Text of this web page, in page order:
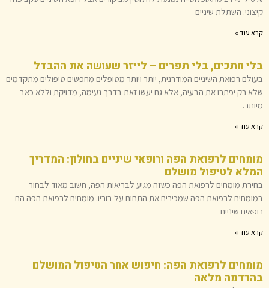
קיצוני. השתלת שיניים
קרא עוד »
בלי חתכים, בלי תפרים – לייזר שעושה את ההבדל
בעולם רפואת השיניים המודרנית, יותר ויותר מטופלים מחפשים טיפולים מתקדמים
שלא רק יפתרו את הבעיה, אלא גם יעשו זאת בדרך נעימה, מדויקת וללא כאב
מיותר.
קרא עוד »
מומחים לרפואת הפה ורופאי שיניים בחולון: המדריך
המלא לטיפול מושלם
בחירת מומחים לרפואת הפה כשזה מגיע לבריאות הפה, חשוב מאוד לבחור
במומחים לרפואת הפה שמכירים את התחום על בוריו. מומחים לרפואת הפה הם
רופאים שיניים
קרא עוד »
מומחים לרפואת הפה: חיפוש אחר הטיפול המושלם
בהרדמה מלאה